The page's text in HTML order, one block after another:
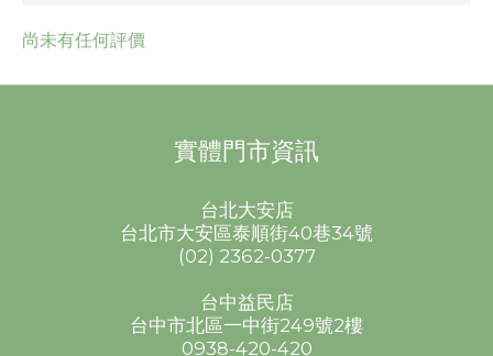
尚未有任何評價
實體門市資訊
台北大安店
台北市大安區泰順街40巷34號
(02) 2362-0377
台中益民店
台中市北區一中街249號2樓
0938-420-420